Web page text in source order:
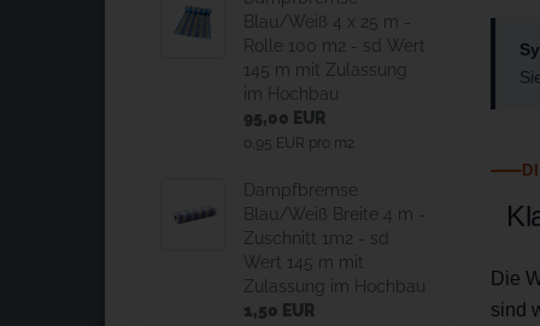
Die
sind
Blau/Weiß 4 x 25 m -
Rolle 100 m2 - sd Wert
145 m mit Zulassung
im Hochbau
95,00 EUR
0,95 EUR pro m2
Dampfbremse
Blau/Weiß Breite 4 m -
Zuschnitt 1m2 - sd
Wert 145 m mit
Zulassung im Hochbau
1,50 EUR